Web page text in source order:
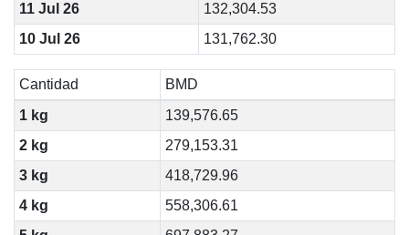
11 Jul 26
132,304.53
10 Jul 26
131,762.30
Cantidad
BMD
1 kg
139,576.65
2 kg
279,153.31
3 kg
418,729.96
4 kg
558,306.61